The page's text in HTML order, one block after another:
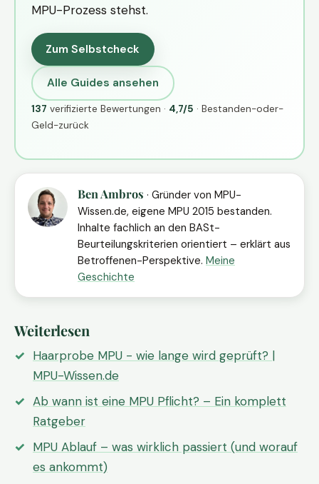
MPU-Prozess stehst.
Zum Selbstcheck
Alle Guides ansehen
137 verifizierte Bewertungen · 4,7/5 · Bestanden-oder-
Geld-zurück
Ben Ambros · Gründer von MPU-
Wissen.de, eigene MPU 2015 bestanden.
Inhalte fachlich an den BASt-
Beurteilungskriterien orientiert – erklärt aus
Betroffenen-Perspektive. Meine
Geschichte
Weiterlesen
Haarprobe MPU - wie lange wird geprüft? |
MPU-Wissen.de
Ab wann ist eine MPU Pflicht? – Ein komplett
Ratgeber
MPU Ablauf – was wirklich passiert (und worauf
es ankommt)